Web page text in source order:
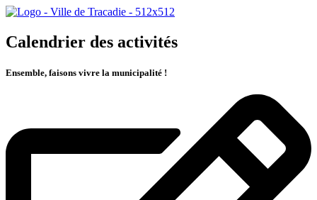
Calendrier des activités
Ensemble, faisons vivre la municipalité !